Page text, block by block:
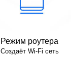
Режим роутера
Создаёт Wi-Fi сеть